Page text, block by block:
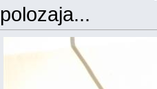
polozaja...